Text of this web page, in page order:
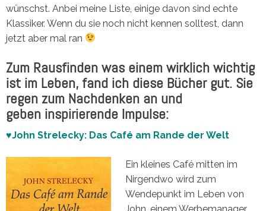
wünschst. Anbei meine Liste, einige davon sind echte
Klassiker. Wenn du sie noch nicht kennen solltest, dann
jetzt aber mal ran
Zum Rausfinden was einem wirklich wichtig
ist im Leben, fand ich diese Bücher gut. Sie
regen zum Nachdenken an und
geben inspirierende Impulse:
♥John Strelecky: Das Café am Rande der Welt
Ein kleines Café mitten im
Nirgendwo wird zum
Wendepunkt im Leben von